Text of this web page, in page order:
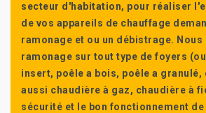
secteur d'habitation, pour réaliser
de vos appareils de chauffage
ramonage et ou un débistrage.
ramonage sur tout type de foyers
insert, poêle a bois, poêle a granulé,
aussi chaudière à gaz, chaudière à
sécurité et le bon fonctionnement